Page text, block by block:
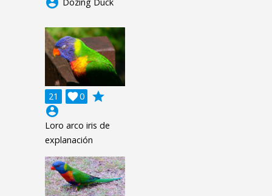
21 0

grade
account_circle
Loro arco iris de
explanación